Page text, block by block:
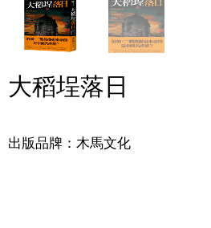
大稻埕落日
出版品牌：木馬文化